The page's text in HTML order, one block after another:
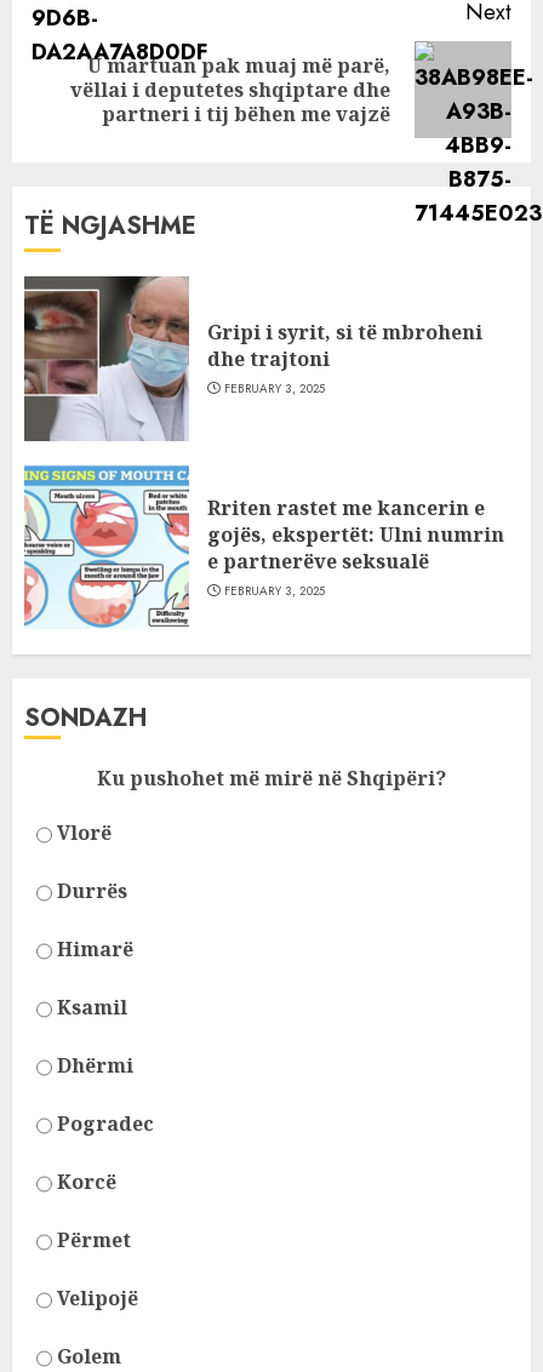
Next
Next
U martuan pak muaj më parë,
vëllai i deputetes shqiptare dhe
partneri i tij bëhen me vajzë
TË NGJASHME
Gripi i syrit, si të mbroheni
dhe trajtoni
FEBRUARY 3, 2025
Rriten rastet me kancerin e
gojës, ekspertët: Ulni numrin
e partnerëve seksualë
FEBRUARY 3, 2025
SONDAZH
Ku pushohet më mirë në Shqipëri?
Vlorë
Durrës
Himarë
Ksamil
Dhërmi
Pogradec
Korcë
Përmet
Velipojë
Golem